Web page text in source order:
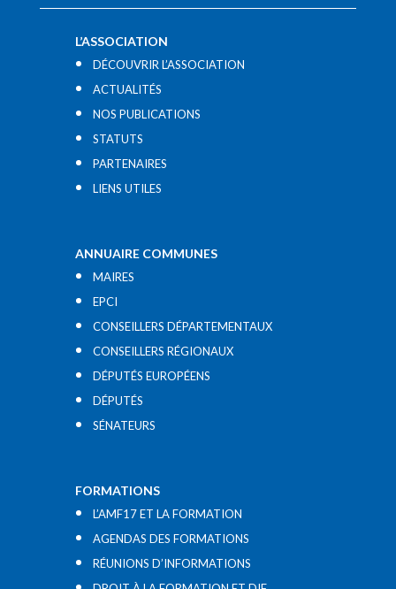
L’ASSOCIATION
DÉCOUVRIR L’ASSOCIATION
ACTUALITÉS
NOS PUBLICATIONS
STATUTS
PARTENAIRES
LIENS UTILES​
ANNUAIRE COMMUNES
MAIRES
EPCI
CONSEILLERS DÉPARTEMENTAUX
CONSEILLERS RÉGIONAUX
DÉPUTÉS EUROPÉENS
DÉPUTÉS
SÉNATEURS
FORMATIONS
L’AMF17 ET LA FORMATION
AGENDAS DES FORMATIONS
RÉUNIONS D’INFORMATIONS